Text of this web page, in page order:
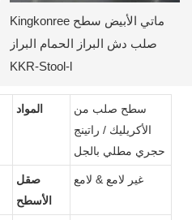
Kingkonree ماتي الأبيض سطح
صلب دش البراز الحمام البراز
KKR-Stool-l
المواد
سطح صلب من
الأكريليك / راتينج
حجري مطلي بالجل
صقل
الأسطح
غير لامع & لامع